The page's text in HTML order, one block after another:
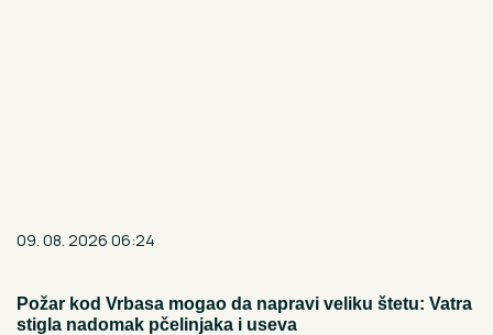
09. 08. 2026 06:24
Požar kod Vrbasa mogao da napravi veliku štetu: Vatra
stigla nadomak pčelinjaka i useva